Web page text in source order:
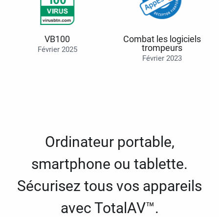
VB100
Février 2025
Combat les logiciels
trompeurs
Février 2023
Ordinateur portable,
smartphone ou tablette.
Sécurisez tous vos appareils
avec TotalAV™.